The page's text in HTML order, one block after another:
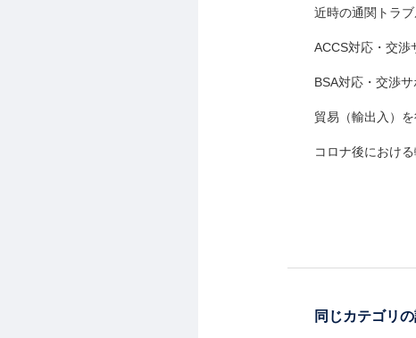
近時の通関トラ
ACCS対応・交渉
BSA対応・交渉サ
貿易（輸出入）
コロナ後におけ
同じカテゴリ